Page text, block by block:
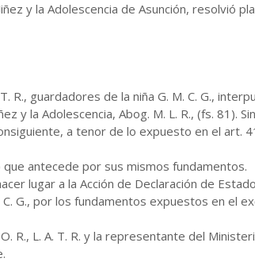
y la Adolescencia de Asunción, resolvió
R., guardadores de la niña G. M. C. G.,
y la Adolescencia, Abog. M. L. R., (fs. 81).
a tenor de lo expuesto en el art.
antecede por sus mismos fundamentos.
lugar a la Acción de Declaración de
C. G., por los fundamentos expuestos en el
R., L. A. T. R. y la representante del